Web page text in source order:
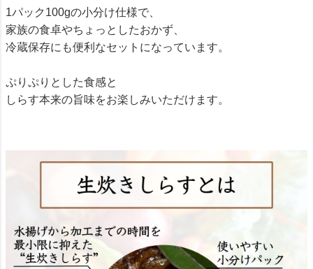
1パック100gの小分け仕様で、
家族の食卓やちょっとしたおかず、
冷蔵保存にも便利なセットになっています。
ぷりぷりとした食感と
しらす本来の旨味をお楽しみいただけます。